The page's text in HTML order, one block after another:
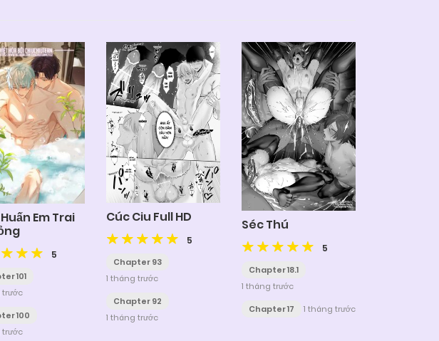
Em Trai
5
101
trước
100
trước
Cúc Ciu Full HD
5
Chapter 93
1 tháng trước
Chapter 92
1 tháng trước
Séc Thú
5
Chapter 18.1
1 tháng trước
Chapter 17
1 tháng trước